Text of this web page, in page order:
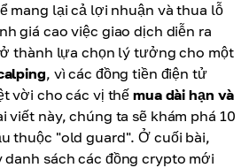
mang lại cả lợi nhuận và thua lỗ
giá cao việc giao dịch diễn ra
thành lựa chọn lý tưởng cho một
, vì các đồng tiền điện tử
vời cho các vị thếmua dài hạn và
viết này, chúng ta sẽ khám phá 10
thuộc "old guard". Ở cuối bài,
danh sách các đồng crypto mới